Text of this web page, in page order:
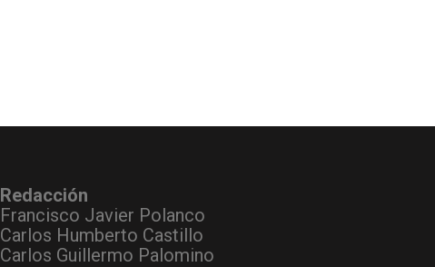
Redacción
Francisco Javier Polanco
Carlos Humberto Castillo
Carlos Guillermo Palomino